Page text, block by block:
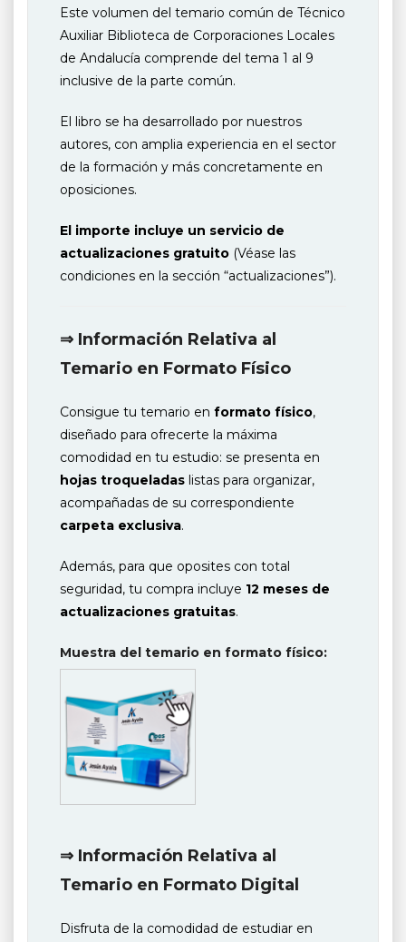
Este volumen del temario común de Técnico
Auxiliar Biblioteca de Corporaciones Locales
de Andalucía comprende del tema 1 al 9
inclusive de la parte común.
El libro se ha desarrollado por nuestros
autores, con amplia experiencia en el sector
de la formación y más concretamente en
oposiciones.
El importe incluye un servicio de
actualizaciones gratuito (Véase las
condiciones en la sección “actualizaciones”).
⇒ Información Relativa al
Temario en Formato Físico
Consigue tu temario en formato físico,
diseñado para ofrecerte la máxima
comodidad en tu estudio: se presenta en
hojas troqueladas listas para organizar,
acompañadas de su correspondiente
carpeta exclusiva.
Además, para que oposites con total
seguridad, tu compra incluye 12 meses de
actualizaciones gratuitas.
Muestra del temario en formato físico:
⇒ Información Relativa al
Temario en Formato Digital
Disfruta de la comodidad de estudiar en